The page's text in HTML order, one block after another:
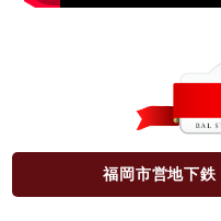
福岡市営地下